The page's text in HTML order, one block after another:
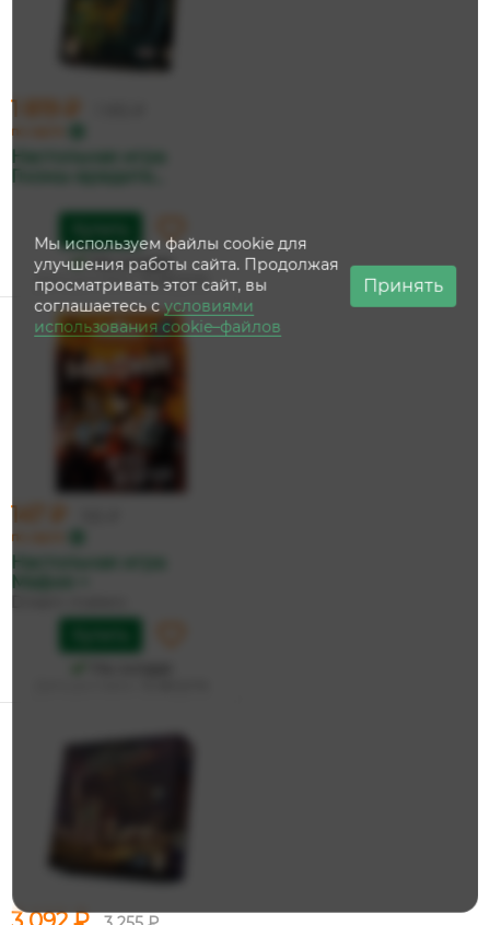
1 819 ₽
по карте
Настольная игра
На складе
Дата доставки:12 августа
147 ₽
по карте
Настольная игра
Мафия +
Мы используем файлы cookie для
улучшения работы сайта. Продолжая
просматривать этот сайт, вы
соглашаетесь сусловиями
использования cookie–файлов
Принять